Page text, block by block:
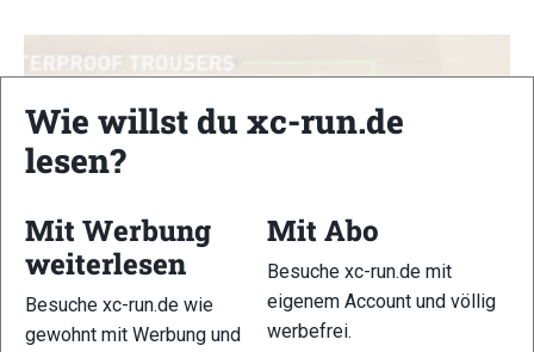
Wie willst du xc-run.de
lesen?
Mit Werbung
weiterlesen
Besuche xc-run.de wie
gewohnt mit Werbung und
Mit Abo
Besuche xc-run.de mit
eigenem Account und völlig
werbefrei.